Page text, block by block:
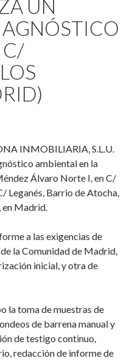
UN
C/
INMOBILIARIA, S.L.U.
ambiental en la
Álvaro Norte I, en C/
Leganés, Barrio de Atocha,
Madrid.
a las exigencias de
la Comunidad de Madrid,
inicial, y otra de
la toma de muestras de
de barrena manual y
de testigo continuo,
redacción de informe de